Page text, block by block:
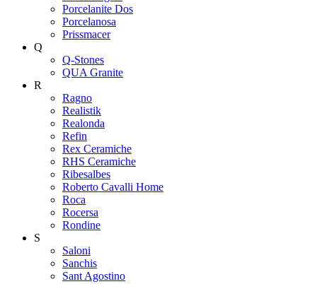
Porcelanite Dos
Porcelanosa
Prissmacer
Q
Q-Stones
QUA Granite
R
Ragno
Realistik
Realonda
Refin
Rex Ceramiche
RHS Ceramiche
Ribesalbes
Roberto Cavalli Home
Roca
Rocersa
Rondine
S
Saloni
Sanchis
Sant Agostino